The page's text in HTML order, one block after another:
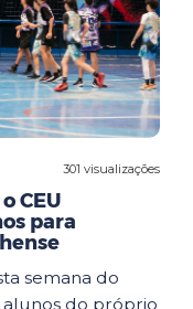
301 visualizações
CEU
para
semana do
do próprio